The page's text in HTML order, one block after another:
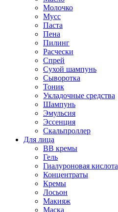
Молочко
Мусс
Паста
Пена
Пилинг
Расчески
Спрей
Сухой шампунь
Сыворотка
Тоник
Укладочные средства
Шампунь
Эмульсия
Эссенция
Скальпроллер
Для лица
BB кремы
Гель
Гиалуроновая кислота
Концентраты
Кремы
Лосьон
Макияж
Маска